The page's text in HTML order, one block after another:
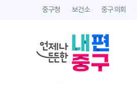
중구청 보건소 중구의회